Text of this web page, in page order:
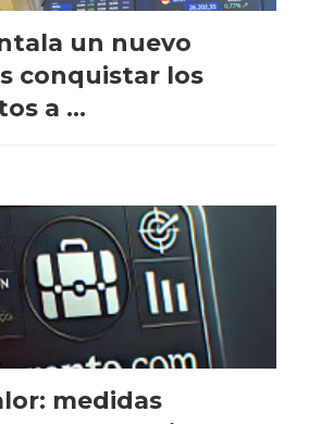
un nuevo
conquistar los
a ...
medidas